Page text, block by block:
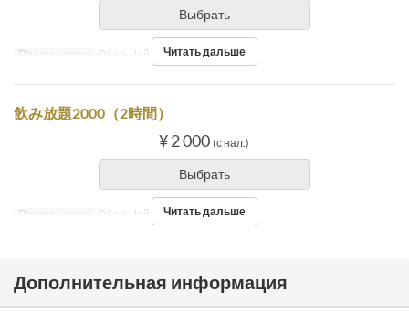
Выбрать
Приемы пищи Обед, Чай, УжинЧитать дальше
飲み放題2000（2時間）
¥ 2 000 (с нал.)
Выбрать
Приемы пищи Обед, Чай, УжинЧитать дальше
Дополнительная информация